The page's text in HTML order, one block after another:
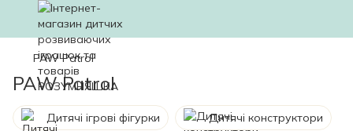
PAW Patrol
PAW Patrol
Дитячі ігрові фігурки Дитячі конструктори